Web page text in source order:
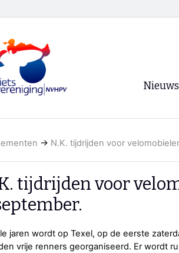
Nieuws
→ N.K. tijdrijden voor
tijdrijden voor
jaren wordt op Texel, op de eerste
vrije renners georganiseerd. Er wordt